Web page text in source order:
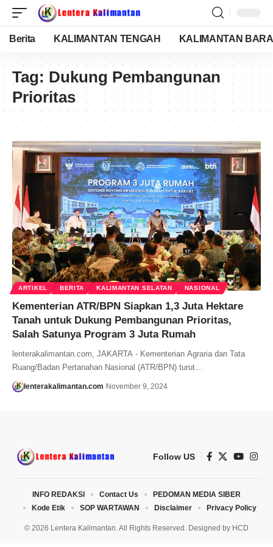
Berita KALIMANTAN TENGAH KALIMANTAN
Tag: Dukung Pembangunan
Prioritas
ARTIKEL BERITA KALIMANTAN SELATAN NASIONAL
Kementerian ATR/BPN Siapkan 1,3 Juta Hektare
Tanah untuk Dukung Pembangunan Prioritas,
Salah Satunya Program 3 Juta Rumah
lenterakalimantan.com, JAKARTA - Kementerian Agraria dan Tata
Ruang/Badan Pertanahan Nasional (ATR/BPN) turut…
lenterakalimantan.com November 9, 2024
Follow US
© 2026 Lentera Kalimantan. All Rights Reserved. Designed by HCD
INFO REDAKSI Contact Us
PEDOMAN MEDIA SIBER
Kode Etik
SOP WARTAWAN Disclaimer Privacy Policy